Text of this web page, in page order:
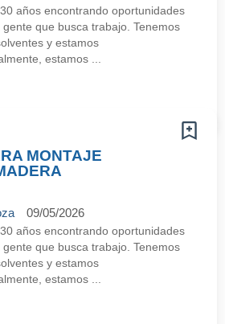
años encontrando oportunidades
que busca trabajo. Tenemos
y estamos
estamos ...
MONTAJE
09/05/2026
años encontrando oportunidades
que busca trabajo. Tenemos
y estamos
estamos ...